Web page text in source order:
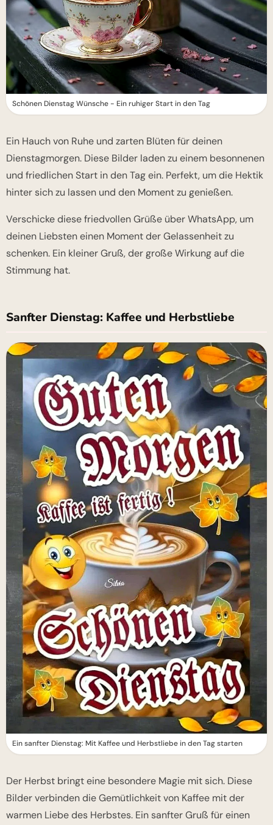
Schönen Dienstag Wünsche - Ein ruhiger Start in den Tag
Ein Hauch von Ruhe und zarten Blüten für deinen
Dienstagmorgen. Diese Bilder laden zu einem besonnenen
und friedlichen Start in den Tag ein. Perfekt, um die Hektik
hinter sich zu lassen und den Moment zu genießen.
Verschicke diese friedvollen Grüße über WhatsApp, um
deinen Liebsten einen Moment der Gelassenheit zu
schenken. Ein kleiner Gruß, der große Wirkung auf die
Stimmung hat.
Sanfter Dienstag: Kaffee und Herbstliebe
Ein sanfter Dienstag: Mit Kaffee und Herbstliebe in den Tag starten
Der Herbst bringt eine besondere Magie mit sich. Diese
Bilder verbinden die Gemütlichkeit von Kaffee mit der
warmen Liebe des Herbstes. Ein sanfter Gruß für einen